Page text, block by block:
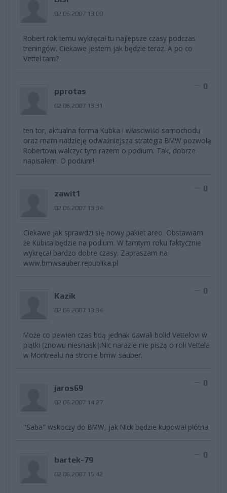
02.06.2007 13:00
Robert rok temu wykręcał tu najlepsze czasy podczas
treningów. Ciekawe jestem jak będzie teraz. A po co
Vettel tam?
pprotas
02.06.2007 13:31
0
ten tor, aktualna forma Kubka i własciwiści samochodu
oraz mam nadzieję odważniejsza strategia BMW pozwolą
Robertowi walczyc tym razem o podium. Tak, dobrze
napisałem. O podium!
zawit1
02.06.2007 13:34
0
Ciekawe jak sprawdzi się nowy pakiet areo. Obstawiam
że Kubica będzie na podium. W tamtym roku faktycznie
wykręcał bardzo dobre czasy. Zapraszam na
www.bmwsauber.republika.pl
Kazik
02.06.2007 13:34
0
Może co pewien czas bdą jednak dawali bolid Vettelovi w
piątki (znowu niesnaski).Nic narazie nie piszą o roli Vettela
w Montrealu na stronie bmw-sauber.
jaros69
02.06.2007 14:27
0
"Saba" wskoczy do BMW, jak NIck będzie kupował płótna
bartek-79
02.06.2007 15:42
0